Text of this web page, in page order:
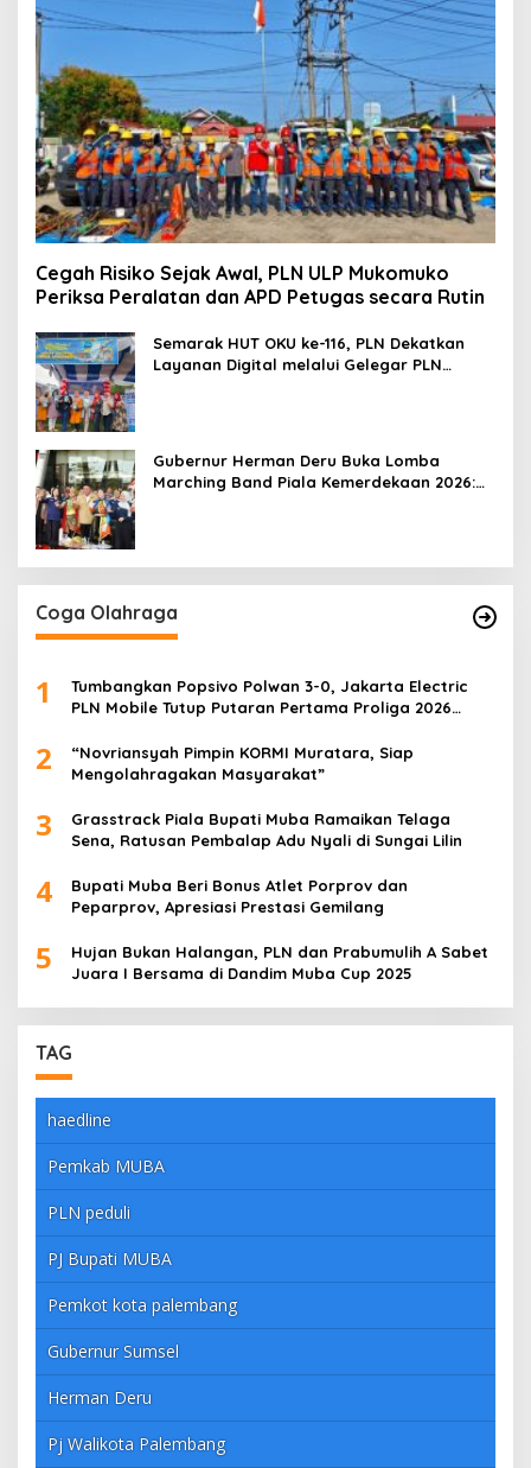
Cegah Risiko Sejak Awal, PLN ULP Mukomuko
Periksa Peralatan dan APD Petugas secara Rutin
Semarak HUT OKU ke-116, PLN Dekatkan
Layanan Digital melalui Gelegar PLN
Gubernur Herman Deru Buka Lomba
Marching Band Piala Kemerdekaan 2026:
Coga Olahraga
1
Tumbangkan Popsivo Polwan 3-0, Jakarta Electric
PLN Mobile Tutup Putaran Pertama Proliga 2026
2
“Novriansyah Pimpin KORMI Muratara, Siap
Mengolahragakan Masyarakat”
3
Grasstrack Piala Bupati Muba Ramaikan Telaga
Sena, Ratusan Pembalap Adu Nyali di Sungai Lilin
4
Bupati Muba Beri Bonus Atlet Porprov dan
Peparprov, Apresiasi Prestasi Gemilang
5
Hujan Bukan Halangan, PLN dan Prabumulih A Sabet
Juara I Bersama di Dandim Muba Cup 2025
TAG
haedline
Pemkab MUBA
PLN peduli
PJ Bupati MUBA
Pemkot kota palembang
Gubernur Sumsel
Herman Deru
Pj Walikota Palembang